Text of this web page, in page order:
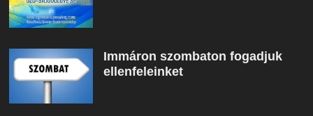
Immáron szombaton fogadjuk
ellenfeleinket